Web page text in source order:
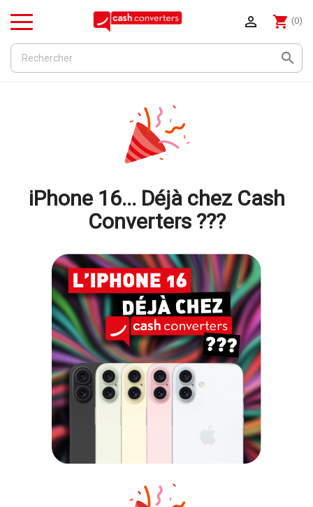

shopping_cart (0)

Menu
iPhone 16... Déjà chez Cash
Converters ???